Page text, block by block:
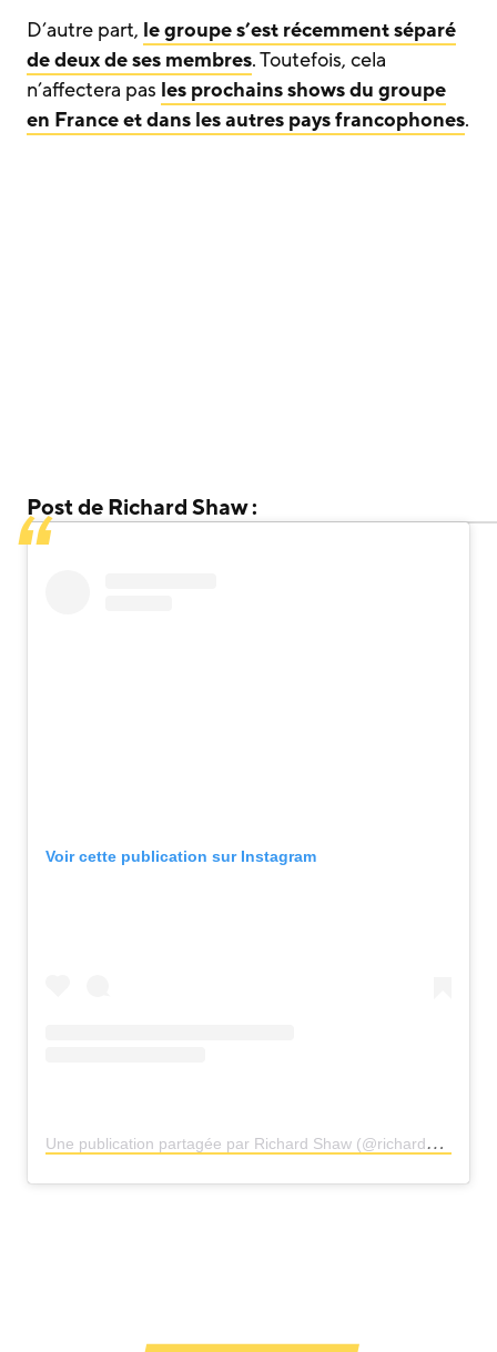
D’autre part, le groupe s’est récemment séparé
de deux de ses membres. Toutefois, cela
n’affectera pas les prochains shows du groupe
en France et dans les autres pays francophones.
Post de Richard Shaw :
Voir cette publication sur Instagram
U
ne publication partagée par Richard Shaw (@richardshawguitarist)